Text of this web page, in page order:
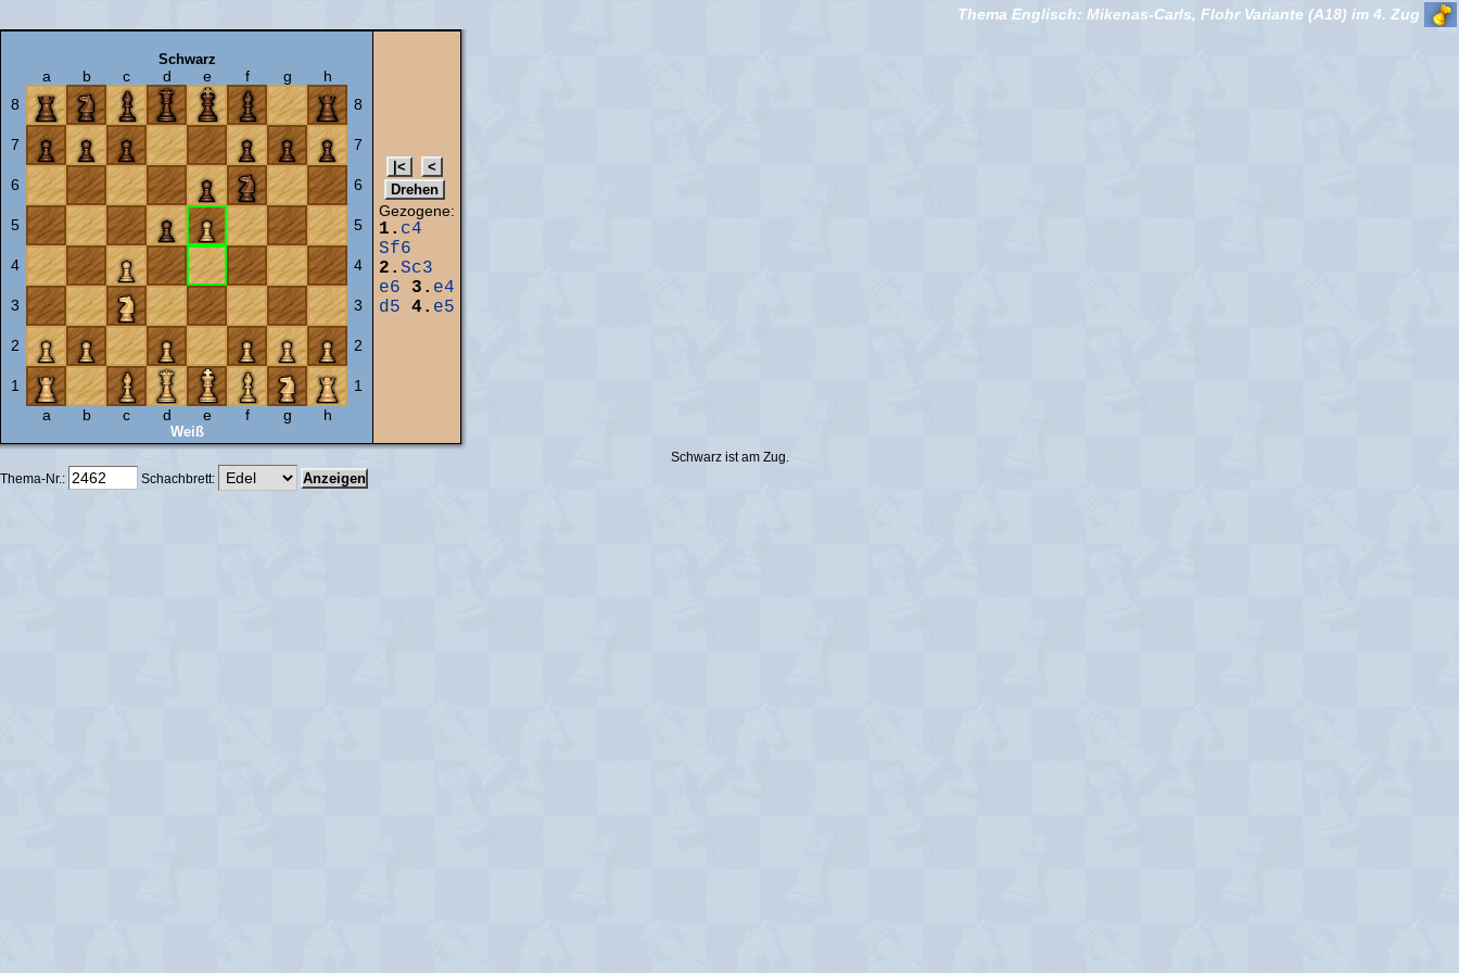
Thema Englisch: Mikenas-Carls, Flohr Variante (A18) im 4. Zug
Schwarz
a b c d e f g
h
8
8
7 7
6 6
5 5
4 4
3 3
2 2
1
1
a
b c d e f g h
Weiß
Gezogene:
1. c4
Sf6
2. Sc3
e6
3. e4
d5
4. e5
Schwarz ist am Zug.
Thema-Nr.:
Schachbrett: